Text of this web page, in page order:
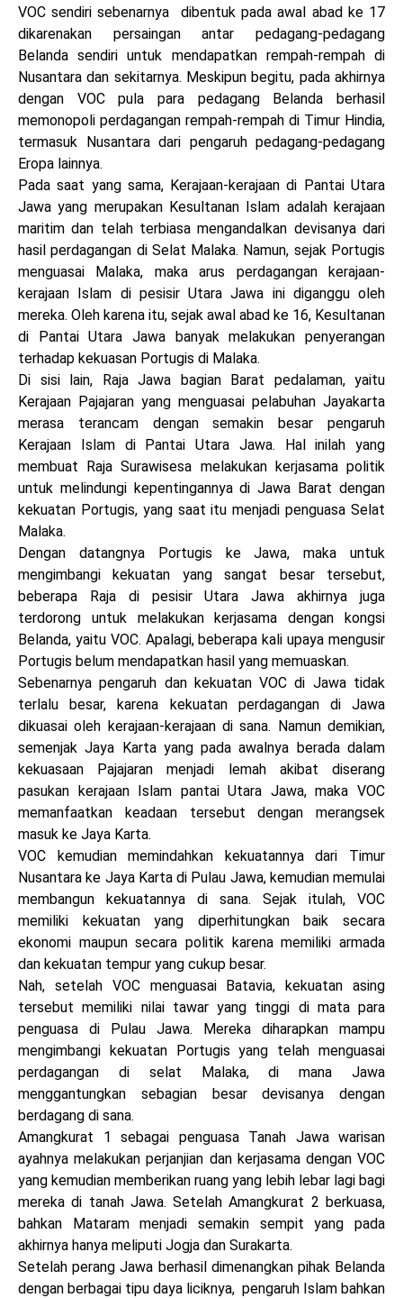
VOC sendiri sebenarnya dibentuk pada awal abad ke 17
dikarenakan persaingan antar pedagang-pedagang
Belanda sendiri untuk mendapatkan rempah-rempah di
Nusantara dan sekitarnya. Meskipun begitu, pada akhirnya
dengan VOC pula para pedagang Belanda berhasil
memonopoli perdagangan rempah-rempah di Timur Hindia,
termasuk Nusantara dari pengaruh pedagang-pedagang
Eropa lainnya.
Pada saat yang sama, Kerajaan-kerajaan di Pantai Utara
Jawa yang merupakan Kesultanan Islam adalah kerajaan
maritim dan telah terbiasa mengandalkan devisanya dari
hasil perdagangan di Selat Malaka. Namun, sejak Portugis
menguasai Malaka, maka arus perdagangan kerajaan-
kerajaan Islam di pesisir Utara Jawa ini diganggu oleh
mereka. Oleh karena itu, sejak awal abad ke 16, Kesultanan
di Pantai Utara Jawa banyak melakukan penyerangan
terhadap kekuasan Portugis di Malaka.
Di sisi lain, Raja Jawa bagian Barat pedalaman, yaitu
Kerajaan Pajajaran yang menguasai pelabuhan Jayakarta
merasa terancam dengan semakin besar pengaruh
Kerajaan Islam di Pantai Utara Jawa. Hal inilah yang
membuat Raja Surawisesa melakukan kerjasama politik
untuk melindungi kepentingannya di Jawa Barat dengan
kekuatan Portugis, yang saat itu menjadi penguasa Selat
Malaka.
Dengan datangnya Portugis ke Jawa, maka untuk
mengimbangi kekuatan yang sangat besar tersebut,
beberapa Raja di pesisir Utara Jawa akhirnya juga
terdorong untuk melakukan kerjasama dengan kongsi
Belanda, yaitu VOC. Apalagi, beberapa kali upaya mengusir
Portugis belum mendapatkan hasil yang memuaskan.
Sebenarnya pengaruh dan kekuatan VOC di Jawa tidak
terlalu besar, karena kekuatan perdagangan di Jawa
dikuasai oleh kerajaan-kerajaan di sana. Namun demikian,
semenjak Jaya Karta yang pada awalnya berada dalam
kekuasaan Pajajaran menjadi lemah akibat diserang
pasukan kerajaan Islam pantai Utara Jawa, maka VOC
memanfaatkan keadaan tersebut dengan merangsek
masuk ke Jaya Karta.
VOC kemudian memindahkan kekuatannya dari Timur
Nusantara ke Jaya Karta di Pulau Jawa, kemudian memulai
membangun kekuatannya di sana. Sejak itulah, VOC
memiliki kekuatan yang diperhitungkan baik secara
ekonomi maupun secara politik karena memiliki armada
dan kekuatan tempur yang cukup besar.
Nah, setelah VOC menguasai Batavia, kekuatan asing
tersebut memiliki nilai tawar yang tinggi di mata para
penguasa di Pulau Jawa. Mereka diharapkan mampu
mengimbangi kekuatan Portugis yang telah menguasai
perdagangan di selat Malaka, di mana Jawa
menggantungkan sebagian besar devisanya dengan
berdagang di sana.
Amangkurat 1 sebagai penguasa Tanah Jawa warisan
ayahnya melakukan perjanjian dan kerjasama dengan VOC
yang kemudian memberikan ruang yang lebih lebar lagi bagi
mereka di tanah Jawa. Setelah Amangkurat 2 berkuasa,
bahkan Mataram menjadi semakin sempit yang pada
akhirnya hanya meliputi Jogja dan Surakarta.
Setelah perang Jawa berhasil dimenangkan pihak Belanda
dengan berbagai tipu daya liciknya, pengaruh Islam bahkan